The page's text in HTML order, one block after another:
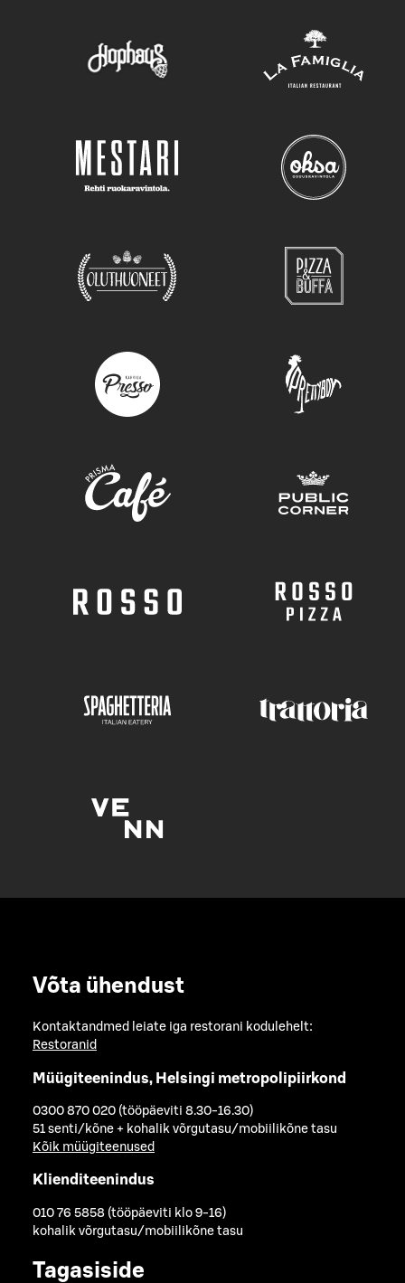
Võta ühendust
Kontaktandmed leiate iga restorani kodulehelt:
Restoranid
Müügiteenindus, Helsingi metropolipiirkond
0300 870 020 (tööpäeviti 8.30-16.30)
51 senti/kõne + kohalik võrgutasu/mobiilikõne tasu
Kõik müügiteenused
Klienditeenindus
010 76 5858 (tööpäeviti klo 9-16)
kohalik võrgutasu/mobiilikõne tasu
Tagasiside